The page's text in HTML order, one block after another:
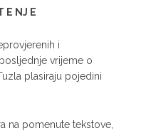
E NJ E
i
vrijeme o
plasiraju pojedini
na pomenute tekstove,